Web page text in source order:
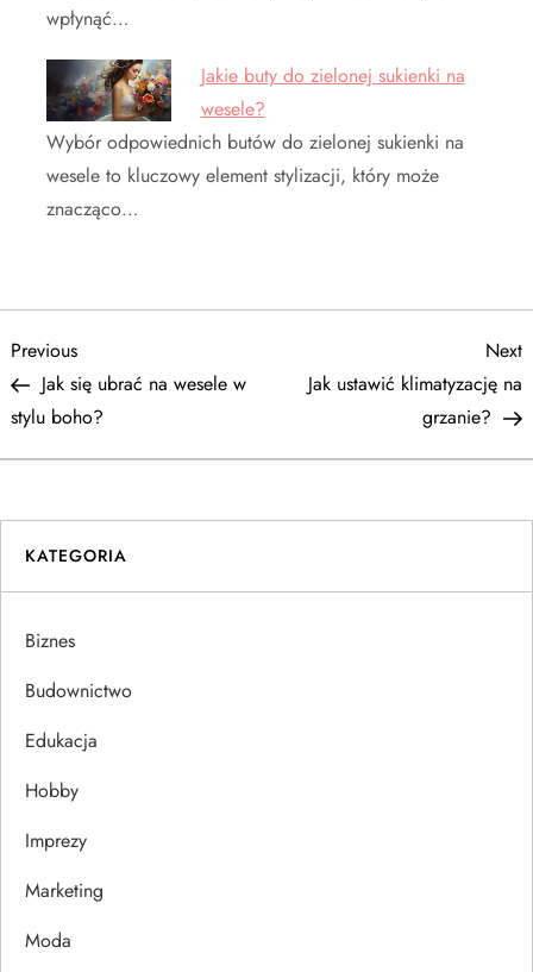
wpłynąć…
Jakie buty do zielonej sukienki na
wesele?
Wybór odpowiednich butów do zielonej sukienki na
wesele to kluczowy element stylizacji, który może
znacząco…
N
a
w
i
g
a
c
a
w
p
Previous
Post
Previous
Jak się ubrać na wesele w
stylu boho?
Next
Jak ustawić klimatyzację na
grzanie?
KATEGORIA
Biznes
Budownictwo
Edukacja
Hobby
Imprezy
Marketing
Moda